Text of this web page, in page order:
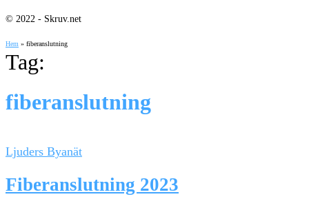
© 2022 - Skruv.net
Hem » fiberanslutning
Tag:
fiberanslutning
Ljuders Byanät
Fiberanslutning 2023